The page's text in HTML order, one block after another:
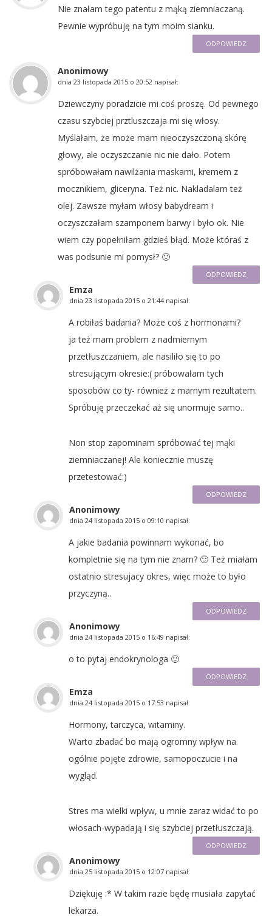
Nie znałam tego patentu z mąką ziemniaczaną.
Pewnie wypróbuję na tym moim sianku.
ODPOWIEDZ
Anonimowy
dnia 23 listopada 2015 o 20:52 napisał:
Dziewczyny poradzicie mi coś proszę. Od pewnego
czasu szybciej prztluszczaja mi się włosy.
Myślałam, że może mam nieoczyszczoną skórę
głowy, ale oczyszczanie nic nie dało. Potem
spróbowałam nawilżania maskami, kremem z
mocznikiem, gliceryna. Też nic. Nakladalam też
olej. Zawsze myłam włosy babydream i
oczyszczałam szamponem barwy i było ok. Nie
wiem czy popełniłam gdzieś błąd. Może któraś z
was podsunie mi pomysł? 🙂
ODPOWIEDZ
Emza
dnia 23 listopada 2015 o 21:44 napisał:
A robiłaś badania? Może coś z hormonami?
ja też mam problem z nadmiernym
przetłuszczaniem, ale nasiliło się to po
stresującym okresie:( próbowałam tych
sposobów co ty- również z marnym rezultatem.
Spróbuję przeczekać aż się unormuje samo..
Non stop zapominam spróbować tej mąki
ziemniaczanej! Ale koniecznie muszę
przetestować:)
ODPOWIEDZ
Anonimowy
dnia 24 listopada 2015 o 09:10 napisał:
A jakie badania powinnam wykonać, bo
kompletnie się na tym nie znam? 🙂 Też miałam
ostatnio stresujacy okres, więc może to było
przyczyną..
ODPOWIEDZ
Anonimowy
dnia 24 listopada 2015 o 16:49 napisał:
o to pytaj endokrynologa 🙂
ODPOWIEDZ
Emza
dnia 24 listopada 2015 o 17:53 napisał:
Hormony, tarczyca, witaminy.
Warto zbadać bo mają ogromny wpływ na
ogólnie pojęte zdrowie, samopoczucie i na
wygląd.
Stres ma wielki wpływ, u mnie zaraz widać to po
włosach-wypadają i się szybciej przetłuszczają.
ODPOWIEDZ
Anonimowy
dnia 25 listopada 2015 o 12:07 napisał:
Dziękuję :* W takim razie będę musiała zapytać
lekarza.